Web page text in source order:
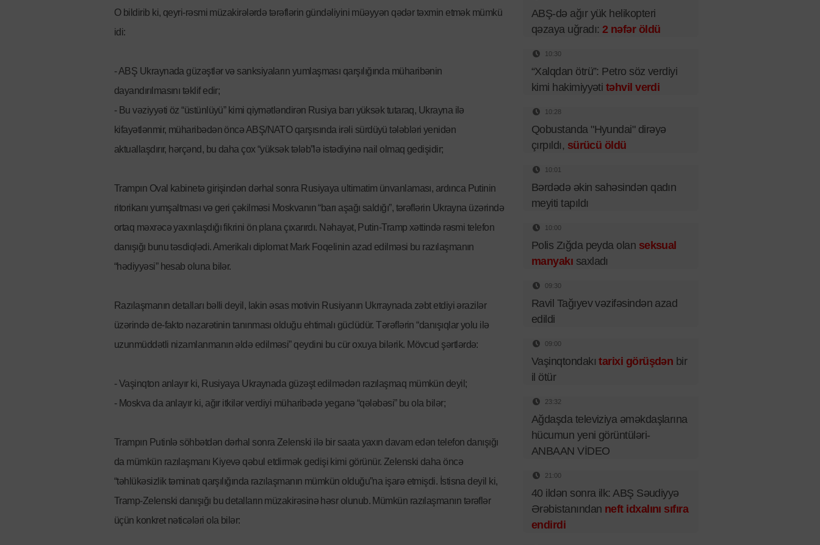
O bildirib ki, qeyri-rəsmi müzakirələrdə tərəflərin gündəliyini müəyyən qədər təxmin etmək mümkü
idi:
- ABŞ Ukraynada güzəştlər və sanksiyaların yumlaşması qarşılığında müharibənin
dayandırılmasını təklif edir;
- Bu vəziyyəti öz “üstünlüyü” kimi qiymətləndirən Rusiya barı yüksək tutaraq, Ukrayna ilə
kifayətlənmir, müharibədən öncə ABŞ/NATO qarşısında irəli sürdüyü tələbləri yenidən
aktuallaşdırır, hərçənd, bu daha çox “yüksək tələb”lə istədiyinə nail olmaq gedişidir;
Trampın Oval kabinetə girişindən dərhal sonra Rusiyaya ultimatim ünvanlaması, ardınca Putinin
ritorikanı yumşaltması və geri çəkilməsi Moskvanın “barı aşağı saldığı”, tərəflərin Ukrayna üzərində
ortaq məxrəcə yaxınlaşdığı fikrini ön plana çıxarırdı. Nəhayət, Putin-Tramp xəttində rəsmi telefon
danışığı bunu təsdiqlədi. Amerikalı diplomat Mark Foqelinin azad edilməsi bu razılaşmanın
“hədiyyəsi” hesab oluna bilər.
Razılaşmanın detalları bəlli deyil, lakin əsas motivin Rusiyanın Ukrraynada zəbt etdiyi ərazilər
üzərində de-fakto nəzarətinin tanınması olduğu ehtimalı güclüdür. Tərəflərin “danışıqlar yolu ilə
uzunmüddətli nizamlanmanın əldə edilməsi” qeydini bu cür oxuya bilərik. Mövcud şərtlərdə:
- Vaşinqton anlayır ki, Rusiyaya Ukraynada güzəşt edilmədən razılaşmaq mümkün deyil;
- Moskva da anlayır ki, ağır itkilər verdiyi müharibədə yeganə “qələbəsi” bu ola bilər;
Trampın Putinlə söhbətdən dərhal sonra Zelenski ilə bir saata yaxın davam edən telefon danışığı
da mümkün razılaşmanı Kiyevə qəbul etdirmək gedişi kimi görünür. Zelenski daha öncə
“təhlükəsizlik təminatı qarşılığında razılaşmanın mümkün olduğu”na işarə etmişdi. İstisna deyil ki,
Tramp-Zelenski danışığı bu detalların müzakirəsinə həsr olunub. Mümkün razılaşmanın tərəflər
üçün konkret nəticələri ola bilər:
ABŞ-də ağır yük helikopteri
qəzaya uğradı: 2 nəfər öldü
10:30
“Xalqdan ötrü”: Petro söz verdiyi
kimi hakimiyyəti təhvil verdi
10:28
Qobustanda "Hyundai" dirəyə
çırpıldı, sürücü öldü
10:01
Bərdədə əkin sahəsindən qadın
meyiti tapıldı
10:00
Polis Zığda peyda olan seksual
manyakı saxladı
09:30
Ravil Tağıyev vəzifəsindən azad
edildi
09:00
Vaşinqtondakıtarixi görüşdən bir
il ötür
23:32
Ağdaşda televiziya əməkdaşlarına
hücumun yeni görüntüləri-
ANBAAN VİDEO
21:00
40 ildən sonra ilk: ABŞ Səudiyyə
Ərəbistanından neft idxalını sıfıra
endirdi